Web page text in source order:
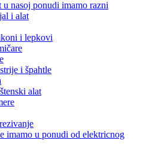
i lepkovi
i špahtle
alat